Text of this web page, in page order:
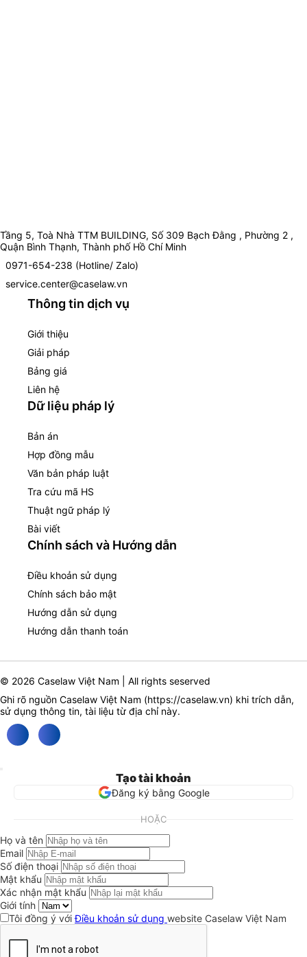
Tầng 5, Toà Nhà TTM BUILDING, Số 309 Bạch Đằng , Phường 2 ,
Quận Bình Thạnh, Thành phố Hồ Chí Minh
0971-654-238 (Hotline/ Zalo)
service.center@caselaw.vn
Thông tin dịch vụ
Giới thiệu
Giải pháp
Bảng giá
Liên hệ
Dữ liệu pháp lý
Bản án
Hợp đồng mẫu
Văn bản pháp luật
Tra cứu mã HS
Thuật ngữ pháp lý
Bài viết
Chính sách và Hướng dẫn
Điều khoản sử dụng
Chính sách bảo mật
Hướng dẫn sử dụng
Hướng dẫn thanh toán
© 2026 Caselaw Việt Nam | All rights seserved
Ghi rõ nguồn Caselaw Việt Nam (https://caselaw.vn) khi trích dẫn,
sử dụng thông tin, tài liệu từ địa chỉ này.
Tạo tài khoản
Đăng ký bằng Google
HOẶC
Họ và tên
Email
Số điện thoại
Mật khẩu
Xác nhận mật khẩu
Giới tính
Tôi đồng ý vớiĐiều khoản sử dụng website Caselaw Việt Nam